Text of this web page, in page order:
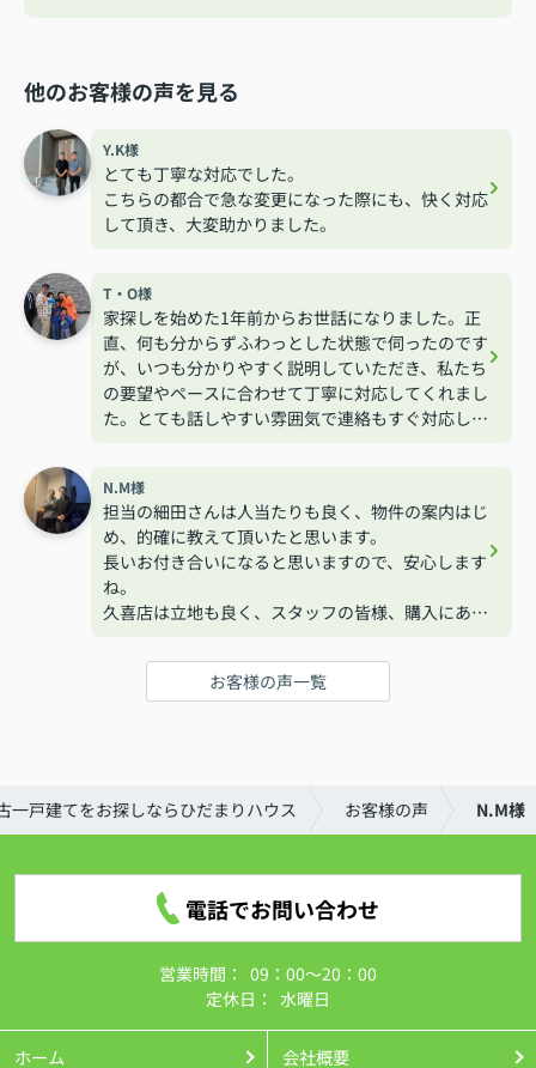
他のお客様の声を見る
Y.K様
とても丁寧な対応でした。
こちらの都合で急な変更になった際にも、快く対応
して頂き、大変助かりました。
T・O様
家探しを始めた1年前からお世話になりました。正
直、何も分からずふわっとした状態で伺ったのです
が、いつも分かりやすく説明していただき、私たち
の要望やペースに合わせて丁寧に対応してくれまし
た。とても話しやすい雰囲気で連絡もすぐ対応して
N.M様
担当の細田さんは人当たりも良く、物件の案内はじ
め、的確に教えて頂いたと思います。
長いお付き合いになると思いますので、安心します
ね。
久喜店は立地も良く、スタッフの皆様、購入にあた
気軽に相談されると良いと思いますよ！！
お客様の声一覧
一戸建てをお探しならひだまりハウス お客様の声 N.M様
電話でお問い合わせ
営業時間： 09：00～20：00
定休日： 水曜日
ホーム 会社概要